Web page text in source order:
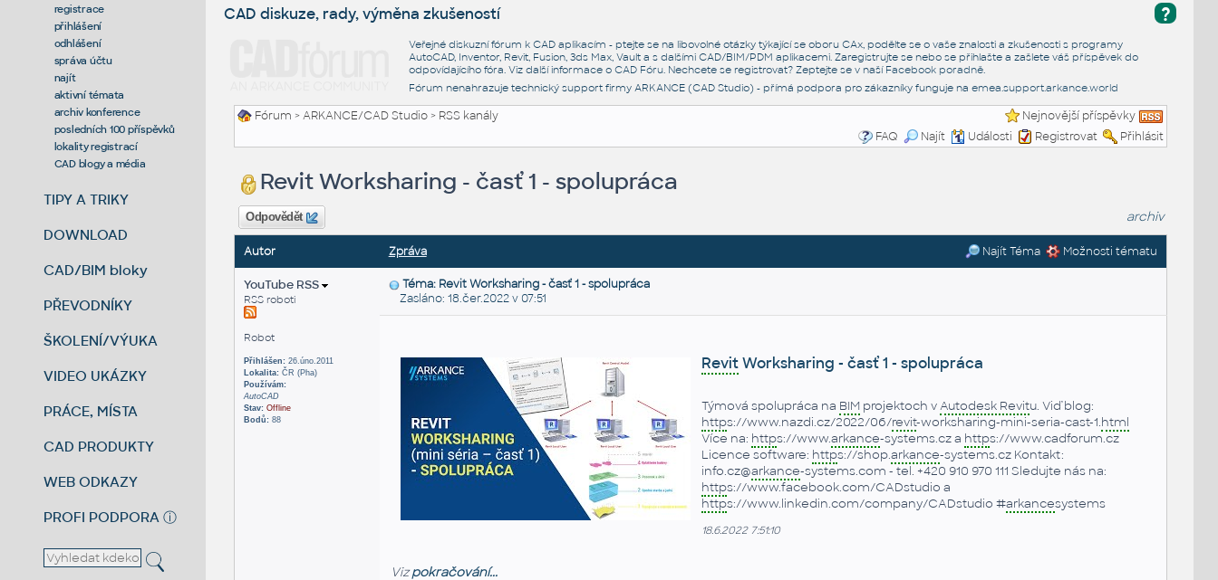
registrace
přihlášení
odhlášení
správa účtu
najít
aktivní témata
archiv konference
posledních 100 příspěvků
lokality registrací
CAD blogy a média
TIPY A TRIKY
DOWNLOAD
CAD/BIM bloky
PŘEVODNÍKY
ŠKOLENÍ/VÝUKA
VIDEO UKÁZKY
PRÁCE, MÍSTA
CAD PRODUKTY
WEB ODKAZY
PROFI PODPORA ⓘ
?
CAD diskuze, rady, výměna zkušeností
Veřejné diskuzní fórum k CAD aplikacím - ptejte se na libovolné otázky týkající se oboru CAx, podělte se o vaše znalosti a zkušenosti s programy
AutoCAD, Inventor, Revit, Fusion, 3ds Max, Vault a s dalšími CAD/BIM/PDM aplikacemi. Zaregistrujte se nebo se přihlašte a zašlete váš příspěvek do
odpovídajícího fóra. Viz další informace o CAD Fóru. Nechcete se registrovat? Zeptejte se v naší Facebook poradně.
Fórum nenahrazuje technický support firmy ARKANCE (CAD Studio) - přímá podpora pro zákazníky funguje na emea.support.arkance.world
Fórum >ARKANCE/CAD Studio> RSS kanály
Nejnovější příspěvky
FAQ
Najít Události Registrovat Přihlásit
Revit Worksharing - časť 1 - spolupráca
Odpovědět archiv
Autor Zpráva Najít Téma Možnosti tématu
YouTube RSS
RSS roboti
Robot
Přihlášen:26.úno.2011
Lokalita:ČR (Pha)
Používám:
AutoCAD
Stav: Offline
Bodů:88
Téma: Revit Worksharing - časť 1 - spolupráca
Zasláno: 18.čer.2022 v 07:51
RevitWorksharing - časť 1 - spolupráca
Týmová spolupráca na BIMprojektoch vAutodesk Revitu. Viď blog:
https://www.nazdi.cz/2022/06/revit-worksharing-mini-seria-cast-1.html
Více na: https://www.arkance-systems.cz a https://www.cadforum.cz
Licence software: https://shop.arkance-systems.cz Kontakt:
info.cz@arkance-systems.com - tel. +420 910 970 111 Sledujte nás na:
https://www.facebook.com/CADstudio a
https://www.linkedin.com/company/CADstudio #arkancesystems
18.6.2022 7:51:10
Vizpokračování...